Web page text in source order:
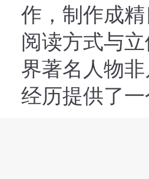
作，制作成
阅读方式与
界著名人物
经历提供了